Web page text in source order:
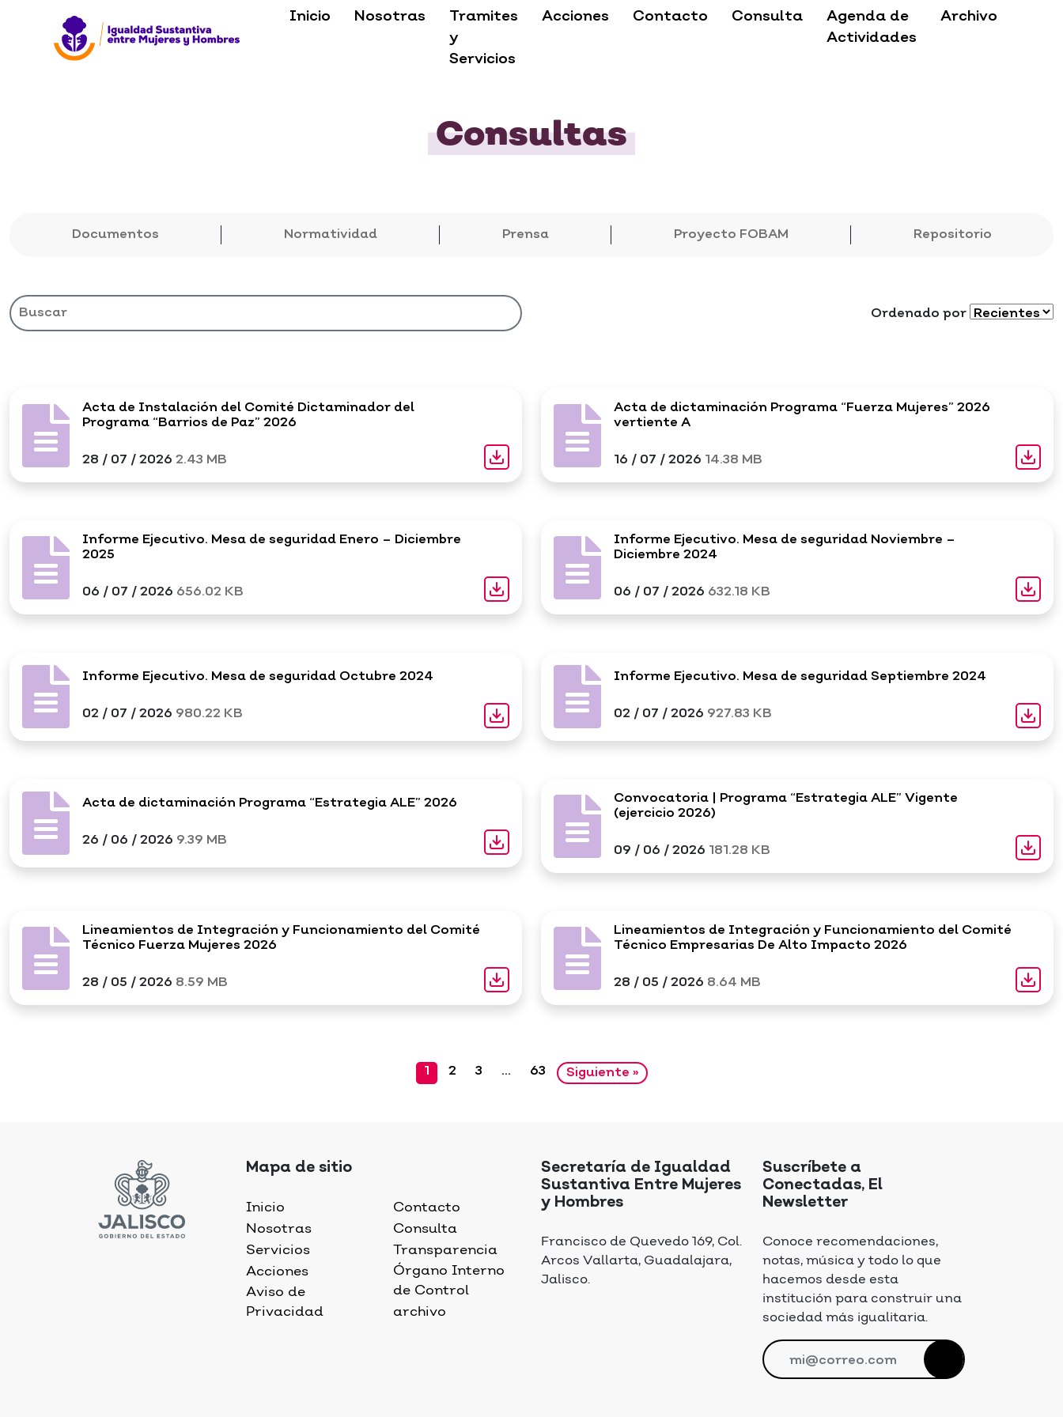
Inicio Nosotras
Tramites
y
Servicios
Acciones Contacto Consulta
Agenda de
Actividades
Archivo
Consultas
Documentos Normatividad Prensa Proyecto FOBAM Repositorio
Ordenado por
Acta de Instalación del Comité Dictaminador del
Programa “Barrios de Paz” 2026
28 / 07 / 2026 2.43 MB
Acta de dictaminación Programa “Fuerza Mujeres” 2026
vertiente A
16 / 07 / 2026 14.38 MB
Informe Ejecutivo. Mesa de seguridad Enero – Diciembre
2025
06 / 07 / 2026 656.02 KB
Informe Ejecutivo. Mesa de seguridad Noviembre –
Diciembre 2024
06 / 07 / 2026 632.18 KB
Informe Ejecutivo. Mesa de seguridad Octubre 2024
02 / 07 / 2026 980.22 KB
Informe Ejecutivo. Mesa de seguridad Septiembre 2024
02 / 07 / 2026 927.83 KB
Acta de dictaminación Programa “Estrategia ALE” 2026
26 / 06 / 2026 9.39 MB
Convocatoria | Programa “Estrategia ALE” Vigente
(ejercicio 2026)
09 / 06 / 2026 181.28 KB
Lineamientos de Integración y Funcionamiento del Comité
Técnico Fuerza Mujeres 2026
28 / 05 / 2026 8.59 MB
Lineamientos de Integración y Funcionamiento del Comité
Técnico Empresarias De Alto Impacto 2026
28 / 05 / 2026 8.64 MB
1 2 3 … 63 Siguiente »
Mapa de sitio
Inicio
Nosotras
Servicios
Acciones
Aviso de
Privacidad
Contacto
Consulta
Transparencia
Órgano Interno
de Control
archivo
Secretaría de Igualdad
Sustantiva Entre Mujeres
y Hombres
Francisco de Quevedo 169, Col.
Arcos Vallarta, Guadalajara,
Jalisco.
Suscríbete a
Conectadas, El
Newsletter
Conoce recomendaciones,
notas, música y todo lo que
hacemos desde esta
institución para construir una
sociedad más igualitaria.